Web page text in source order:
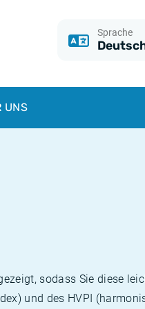
Sprache
UNS
sodass Sie diese
und des HVPI